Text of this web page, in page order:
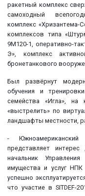
ракетный комплекс
самоходный
комплекс «Хризантема-
комплексов типа
9М120-1, оперативно-
Э», комплекс
бронетанкового
Был развёрнут
обучения и
семейства «Игла», на
«выстрелить» по
ландшафты местности,
-
представляет
начальник
имущества и услуг
успешно
что участие в SITDEF-